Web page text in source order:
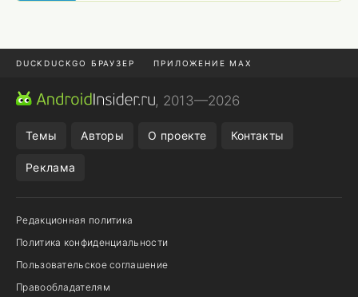
DUCKDUCKGO БРАУЗЕР ПРИЛОЖЕНИЕ MAX
ПРИЛОЖЕНИЯ ANDROID
, 2013—2026
Темы Авторы О проекте Контакты
Реклама
Редакционная политика
Политика конфиденциальности
Пользовательское соглашение
Правообладателям